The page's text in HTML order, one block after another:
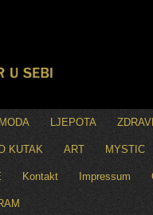
MODA LJEPOTA
KUTAK ART MYSTIC
Kontakt Impressum